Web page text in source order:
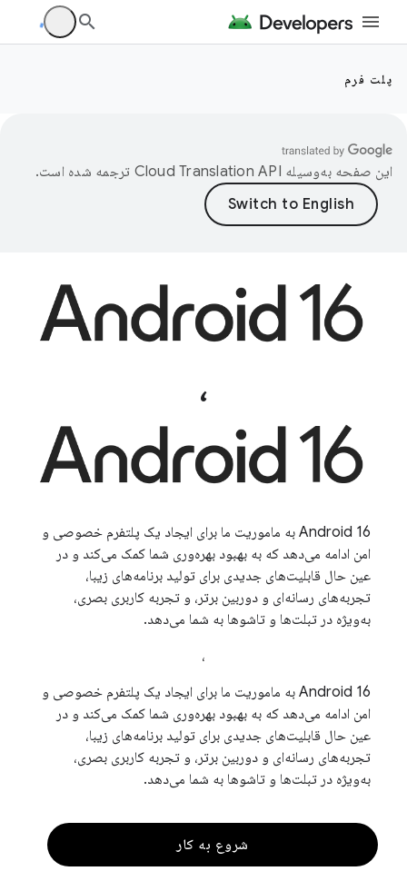
پلت فرم
این صفحه به‌وسیله ترجمه شده است.
،
Android 16 به ماموریت ما برای ایجاد یک پلتفرم خصوصی و
امن ادامه می‌دهد که به بهبود بهره‌وری شما کمک می‌کند و در
عین حال قابلیت‌های جدیدی برای تولید برنامه‌های زیبا،
تجربه‌های رسانه‌ای و دوربین برتر، و تجربه کاربری بصری،
به‌ویژه در تبلت‌ها و تاشوها به شما می‌دهد.
،
Android 16 به ماموریت ما برای ایجاد یک پلتفرم خصوصی و
امن ادامه می‌دهد که به بهبود بهره‌وری شما کمک می‌کند و در
عین حال قابلیت‌های جدیدی برای تولید برنامه‌های زیبا،
تجربه‌های رسانه‌ای و دوربین برتر، و تجربه کاربری بصری،
به‌ویژه در تبلت‌ها و تاشوها به شما می‌دهد.
شروع به کار